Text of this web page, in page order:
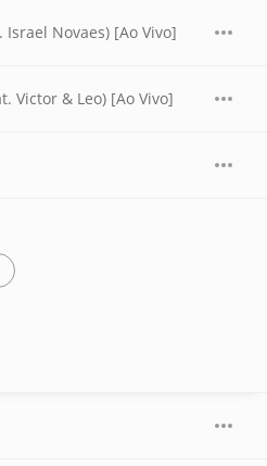
Israel Novaes) [Ao Vivo]
Victor & Leo) [Ao Vivo]